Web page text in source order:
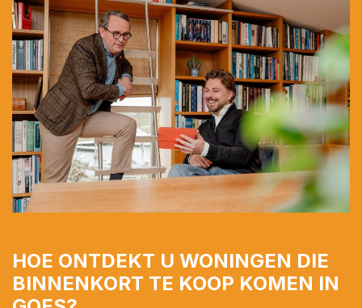
HOE ONTDEKT U WONINGEN DIE
BINNENKORT TE KOOP KOMEN IN
Hansweert
's-Heer Abtskerke
's-Heer Arendskerke
's-Heer Hendrikskinderen
's-Heerenhoek
Heinkenszand
Hoedekenskerke
Kamperland
Kapelle
Kattendijke
Kerkwerve